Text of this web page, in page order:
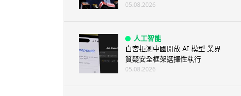
05.08.2026
人工智能
白宮拒測中國開放 AI 模型 業界
質疑安全框架選擇性執行
05.08.2026